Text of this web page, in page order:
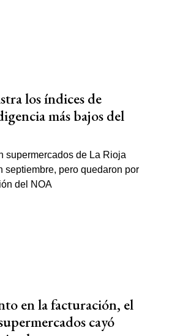
los índices de
más bajos del
en la facturación, el
cayó